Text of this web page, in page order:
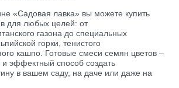
«Садовая лавка» вы можете купить
для любых целей: от
газона до специальных
горки, тенистого
кашпо. Готовые смеси семян цветов –
эффектный способ создать
в вашем саду, на даче или даже на